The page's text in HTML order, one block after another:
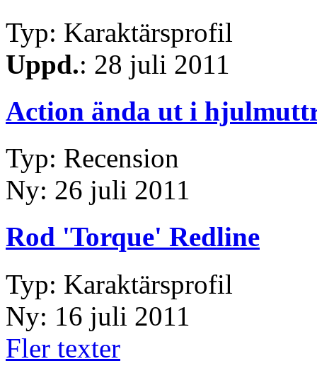
Typ: Karaktärsprofil
Uppd.: 28 juli 2011
Action ända ut i
Typ: Recension
Ny: 26 juli 2011
Rod 'Torque' Redline
Typ: Karaktärsprofil
Ny: 16 juli 2011
Fler texter